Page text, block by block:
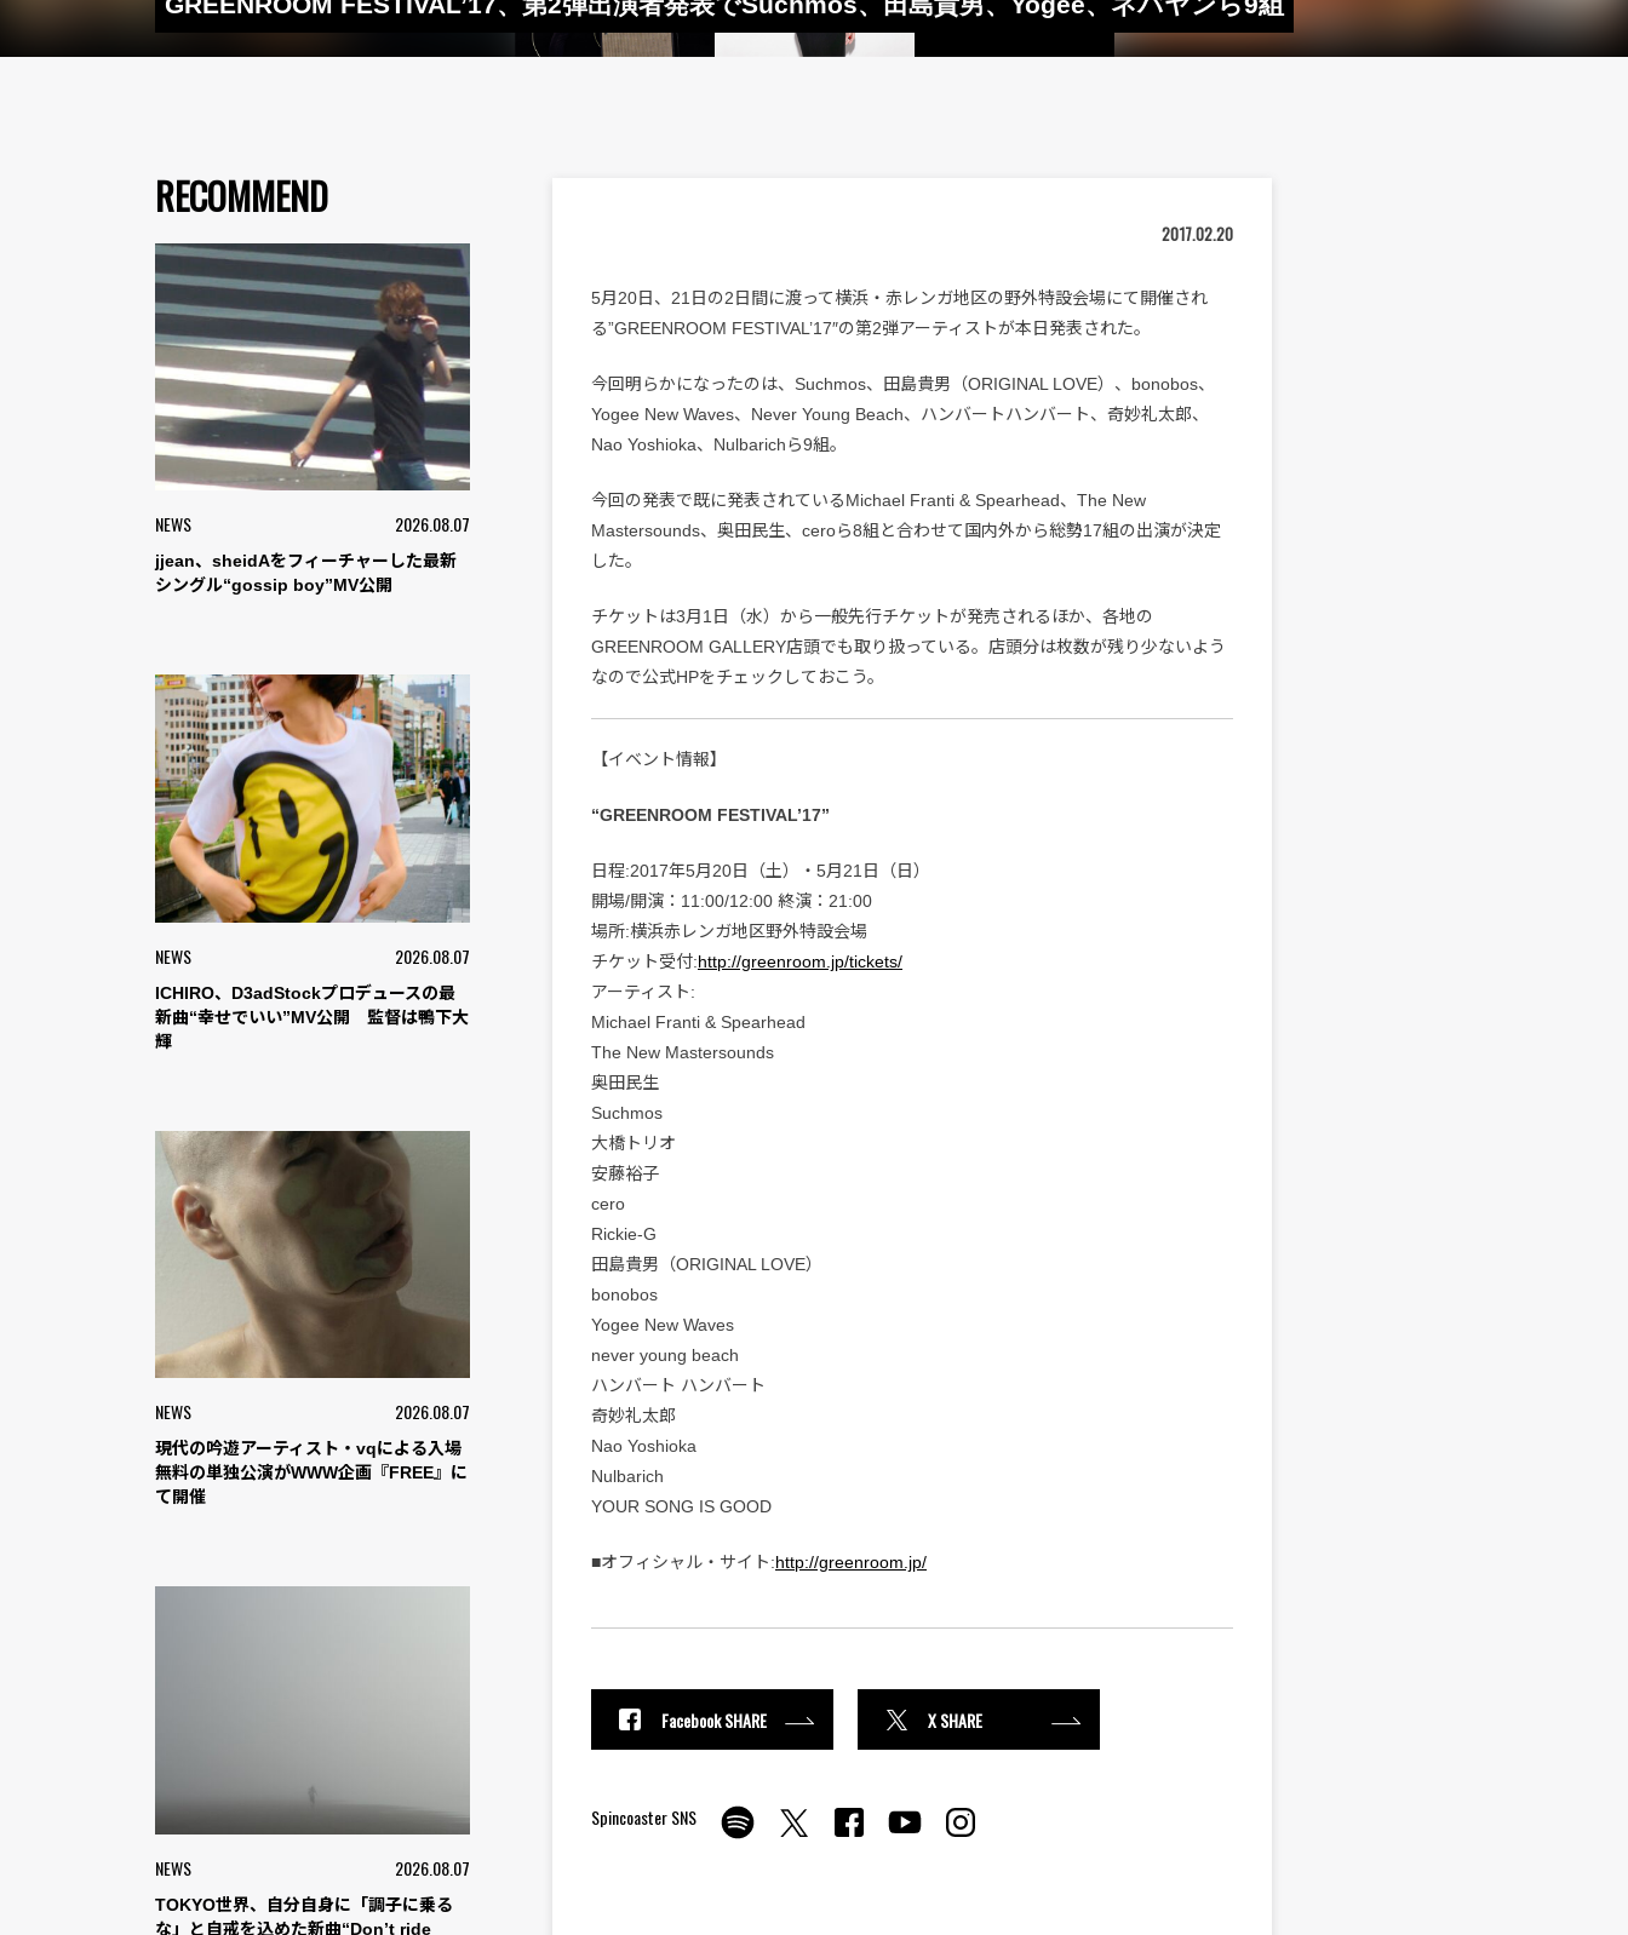
RECOMMEND
NEWS 2026.08.07
jjean、sheidAをフィーチャーした最新
シングル“gossip boy”MV公開
NEWS 2026.08.07
ICHIRO、D3adStockプロデュースの最
新曲“幸せでいい”MV公開 監督は鴨下大
輝
NEWS 2026.08.07
現代の吟遊アーティスト・vqによる入場
無料の単独公演がWWW企画『FREE』に
て開催
NEWS 2026.08.07
TOKYO世界、自分自身に「調子に乗る
な」と自戒を込めた新曲“Don’t ride
2017.02.20
5月20日、21日の2日間に渡って横浜・赤レンガ地区の野外特設会場にて開催され
る”GREENROOM FESTIVAL’17″の第2弾アーティストが本日発表された。
今回明らかになったのは、Suchmos、田島貴男（ORIGINAL LOVE）、bonobos、
Yogee New Waves、Never Young Beach、ハンバートハンバート、奇妙礼太郎、
Nao Yoshioka、Nulbarichら9組。
今回の発表で既に発表されているMichael Franti & Spearhead、The New
Mastersounds、奥田民生、ceroら8組と合わせて国内外から総勢17組の出演が決定
した。
チケットは3月1日（水）から一般先行チケットが発売されるほか、各地の
GREENROOM GALLERY店頭でも取り扱っている。店頭分は枚数が残り少ないよう
なので公式HPをチェックしておこう。
【イベント情報】
“GREENROOM FESTIVAL’17”
日程:2017年5月20日（土）・5月21日（日）
開場/開演：11:00/12:00 終演：21:00
場所:横浜赤レンガ地区野外特設会場
チケット受付:http://greenroom.jp/tickets/
アーティスト:
Michael Franti & Spearhead
The New Mastersounds
奥田民生
Suchmos
大橋トリオ
安藤裕子
cero
Rickie-G
田島貴男（ORIGINAL LOVE）
bonobos
Yogee New Waves
never young beach
ハンバート ハンバート
奇妙礼太郎
Nao Yoshioka
Nulbarich
YOUR SONG IS GOOD
■オフィシャル・サイト:http://greenroom.jp/
Facebook SHARE X SHARE
Spincoaster SNS